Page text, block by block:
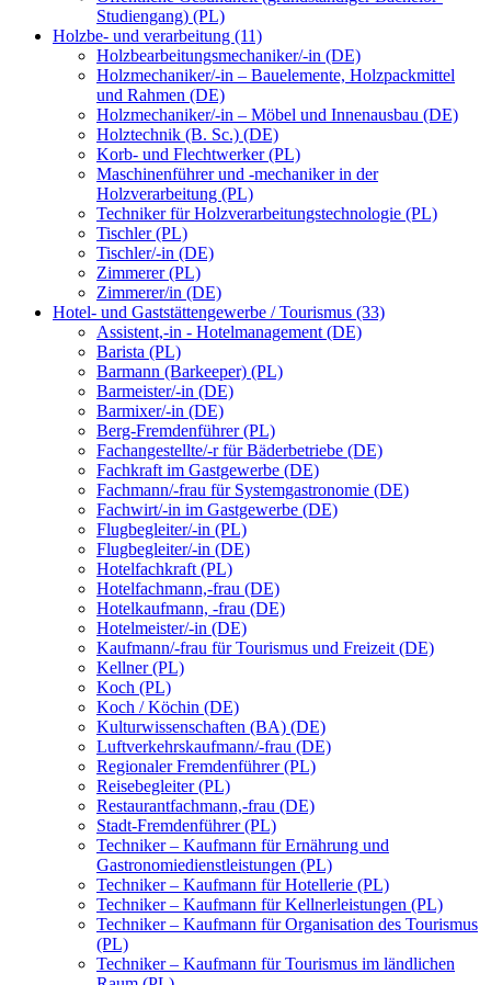
Studiengang) (PL)
Holzbe- und verarbeitung (11)
Holzbearbeitungsmechaniker/-in (DE)
Holzmechaniker/-in – Bauelemente, Holzpackmittel
und Rahmen (DE)
Holzmechaniker/-in – Möbel und Innenausbau (DE)
Holztechnik (B. Sc.) (DE)
Korb- und Flechtwerker (PL)
Maschinenführer und -mechaniker in der
Holzverarbeitung (PL)
Techniker für Holzverarbeitungstechnologie (PL)
Tischler (PL)
Tischler/-in (DE)
Zimmerer (PL)
Zimmerer/in (DE)
Hotel- und Gaststättengewerbe / Tourismus (33)
Assistent,-in - Hotelmanagement (DE)
Barista (PL)
Barmann (Barkeeper) (PL)
Barmeister/-in (DE)
Barmixer/-in (DE)
Berg-Fremdenführer (PL)
Fachangestellte/-r für Bäderbetriebe (DE)
Fachkraft im Gastgewerbe (DE)
Fachmann/-frau für Systemgastronomie (DE)
Fachwirt/-in im Gastgewerbe (DE)
Flugbegleiter/-in (PL)
Flugbegleiter/-in (DE)
Hotelfachkraft (PL)
Hotelfachmann,-frau (DE)
Hotelkaufmann, -frau (DE)
Hotelmeister/-in (DE)
Kaufmann/-frau für Tourismus und Freizeit (DE)
Kellner (PL)
Koch (PL)
Koch / Köchin (DE)
Kulturwissenschaften (BA) (DE)
Luftverkehrskaufmann/-frau (DE)
Regionaler Fremdenführer (PL)
Reisebegleiter (PL)
Restaurantfachmann,-frau (DE)
Stadt-Fremdenführer (PL)
Techniker – Kaufmann für Ernährung und
Gastronomiedienstleistungen (PL)
Techniker – Kaufmann für Hotellerie (PL)
Techniker – Kaufmann für Kellnerleistungen (PL)
Techniker – Kaufmann für Organisation des Tourismus
(PL)
Techniker – Kaufmann für Tourismus im ländlichen